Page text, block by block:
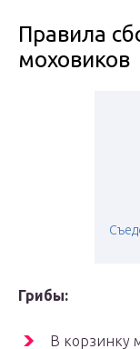
Правила
моховиков
Грибы:
В корзинку